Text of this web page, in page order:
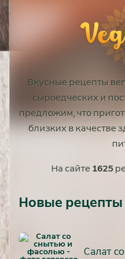
Вкусные рецепты
сыроедческих и
предложим, что
близких в качестве
На сайте 1625
Новые рецепты
Салат